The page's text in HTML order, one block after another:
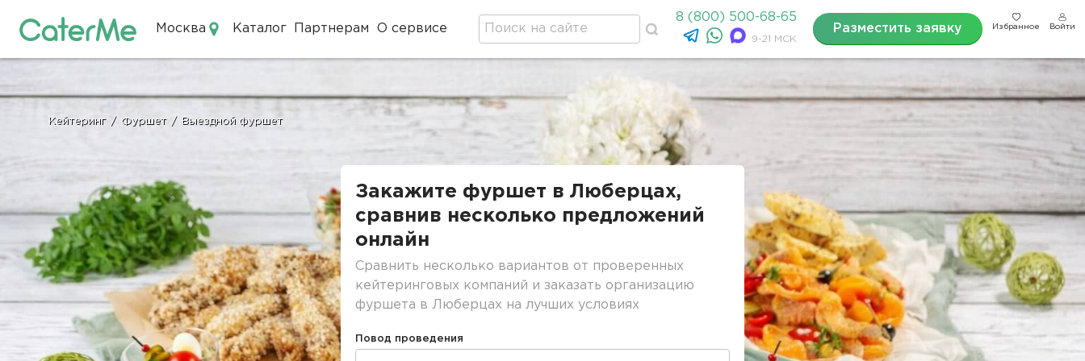
Москва Каталог Партнерам О сервисе
8 (800) 500-68-65
9-21 МСК
Разместить заявку Избранное Войти
Строка
Кейтеринг / Фуршет / Выездной фуршет
Закажите фуршет в Люберцах,
сравнив несколько предложений
онлайн
Сравнить несколько вариантов от проверенных
кейтеринговых компаний и заказать организацию
фуршета в Люберцах на лучших условиях
Повод проведения